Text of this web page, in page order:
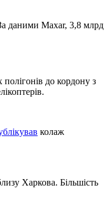
даними Maxar, 3,8 млрд
полігонів до кордону з
колаж
Харкова. Більшість